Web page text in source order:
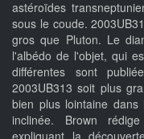
astéroïdes
sous le coude.
gros que Pluton. Le
l'albédo de l'objet, qui
différentes sont
2003UB313 soit plus
bien plus lointaine
inclinée. Brown
expliquant la